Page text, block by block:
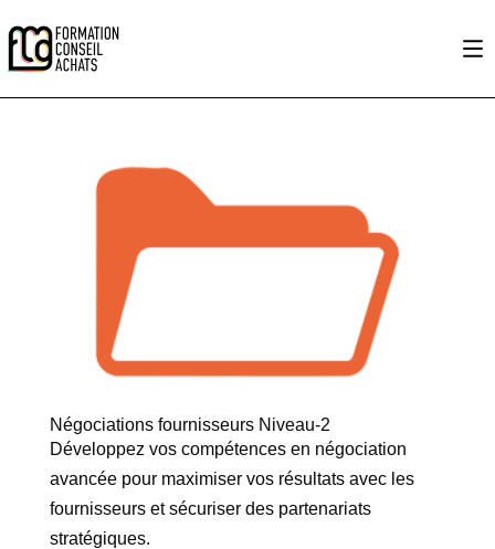
Négociations fournisseurs Niveau-2
Développez vos compétences en négociation
avancée pour maximiser vos résultats avec les
fournisseurs et sécuriser des partenariats
stratégiques.